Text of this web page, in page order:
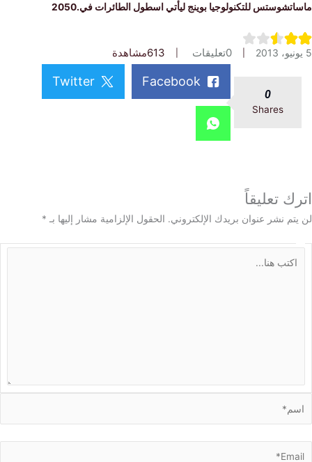
للتكنولوجيا بوينج ليأتي اسطول الطائرات في.2050
0 تعليقات 613 مشاهدة
Shares
Facebook
Twitter
تعليقاً
نشر عنوان بريدك الإلكتروني. الحقول الإلزامية مشار إليها بـ*